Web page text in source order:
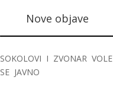
Nove objave
SOKOLOVI I ZVONAR VOLE
SE JAVNO